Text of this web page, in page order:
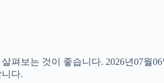
보는 것이 좋습니다. 2026년07월
다.